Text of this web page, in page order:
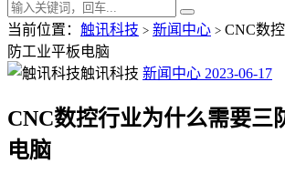
当前位置： 触讯科技 > 新闻中心 > CNC数
防工业平板电脑
触讯科技 新闻中心 2023-06-17
CNC数控行业为什么需要三
电脑